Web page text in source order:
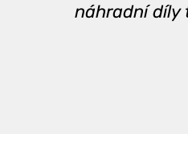
náhradní díly